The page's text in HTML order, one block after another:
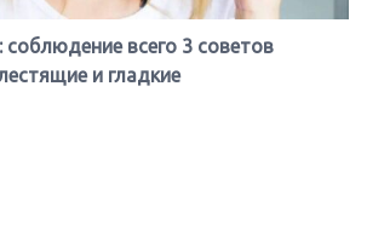
всего 3 советов
и гладкие